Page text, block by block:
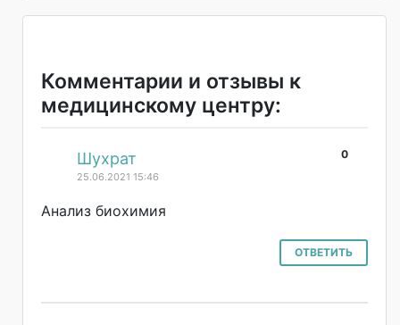
Комментарии и отзывы к
медицинскому центру:
0
Шухрат
25.06.2021 15:46
Анализ биохимия
ОТВЕТИТЬ